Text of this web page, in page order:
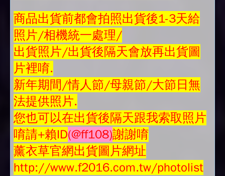
商品出貨前都會拍照出貨後1-3天給
照片/相機統一處理/
出貨照片/出貨後隔天會放再出貨圖
片裡唷.
新年期間/情人節/母親節/大節日無
法提供照片.
您也可以在出貨後隔天跟我索取照片
唷請+賴ID(@ff108)謝謝唷
薰衣草官網出貨圖片網址
http://www.f2016.com.tw/photolist